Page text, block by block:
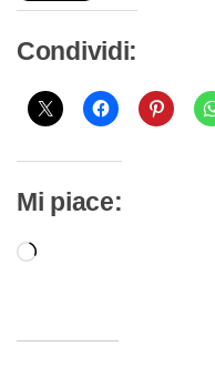
Condividi:
Mi piace:
Caricamento